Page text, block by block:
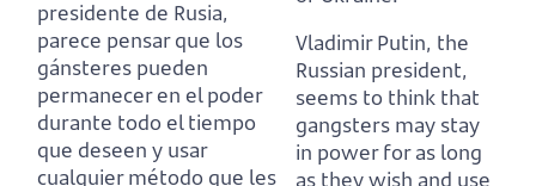
presidente de Rusia,
parece pensar que los
gánsteres pueden
permaneceren el poder
durante todo el tiempo
que deseen y usar
cualquier método que les
Vladimir Putin, the
Russian president,
seems to think that
gangsters may stay
in power for as long
as they wish and use